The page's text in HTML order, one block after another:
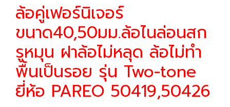
ล้อคู่เฟอร์นิเจอร์
ขนาด40,50มม.ล้อไนล่อนสก
รูหมุน ฝาล้อไม่หลุด ล้อไม่ทำ
พื้นเป็นรอย รุ่น Two-tone
ยี่ห้อ PAREO 50419,50426